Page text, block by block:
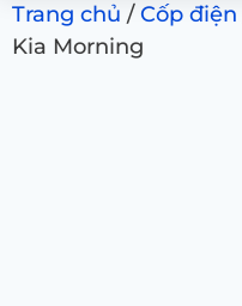
Trang chủ /Cốp điện
Kia Morning